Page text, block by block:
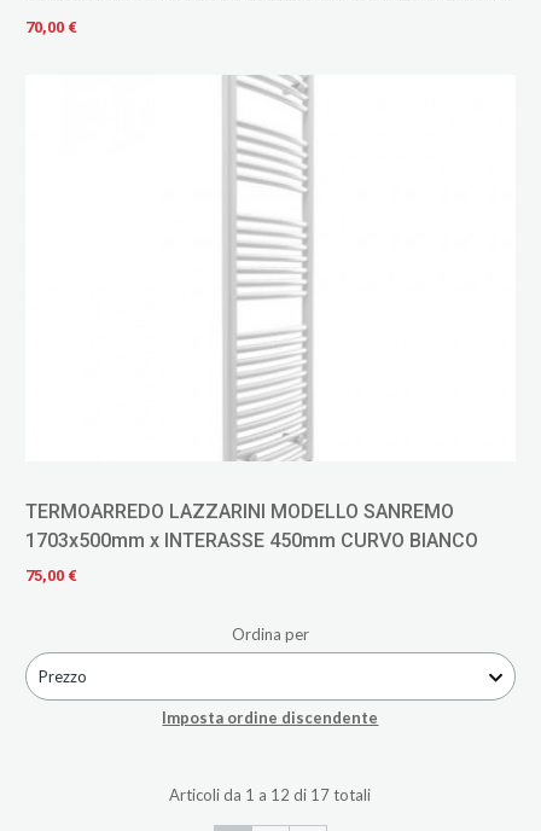
CROMO
70,00 €
TERMOARREDO LAZZARINI MODELLO SANREMO
1703x500mm x INTERASSE 450mm CURVO BIANCO
75,00 €
Ordina per
Prezzo
Imposta ordine discendente
Articoli da 1 a 12 di 17 totali